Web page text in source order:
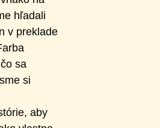
hľadali
v preklade
sa
si
aby